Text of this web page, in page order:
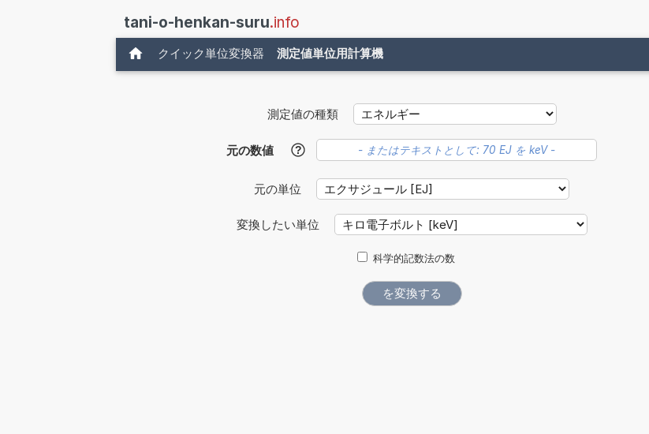
tani-o-henkan-suru.info
クイック単位変換器 測定値単位用計算機
測定値の種類
元の数値 ?
元の単位
変換したい単位
科学的記数法の数